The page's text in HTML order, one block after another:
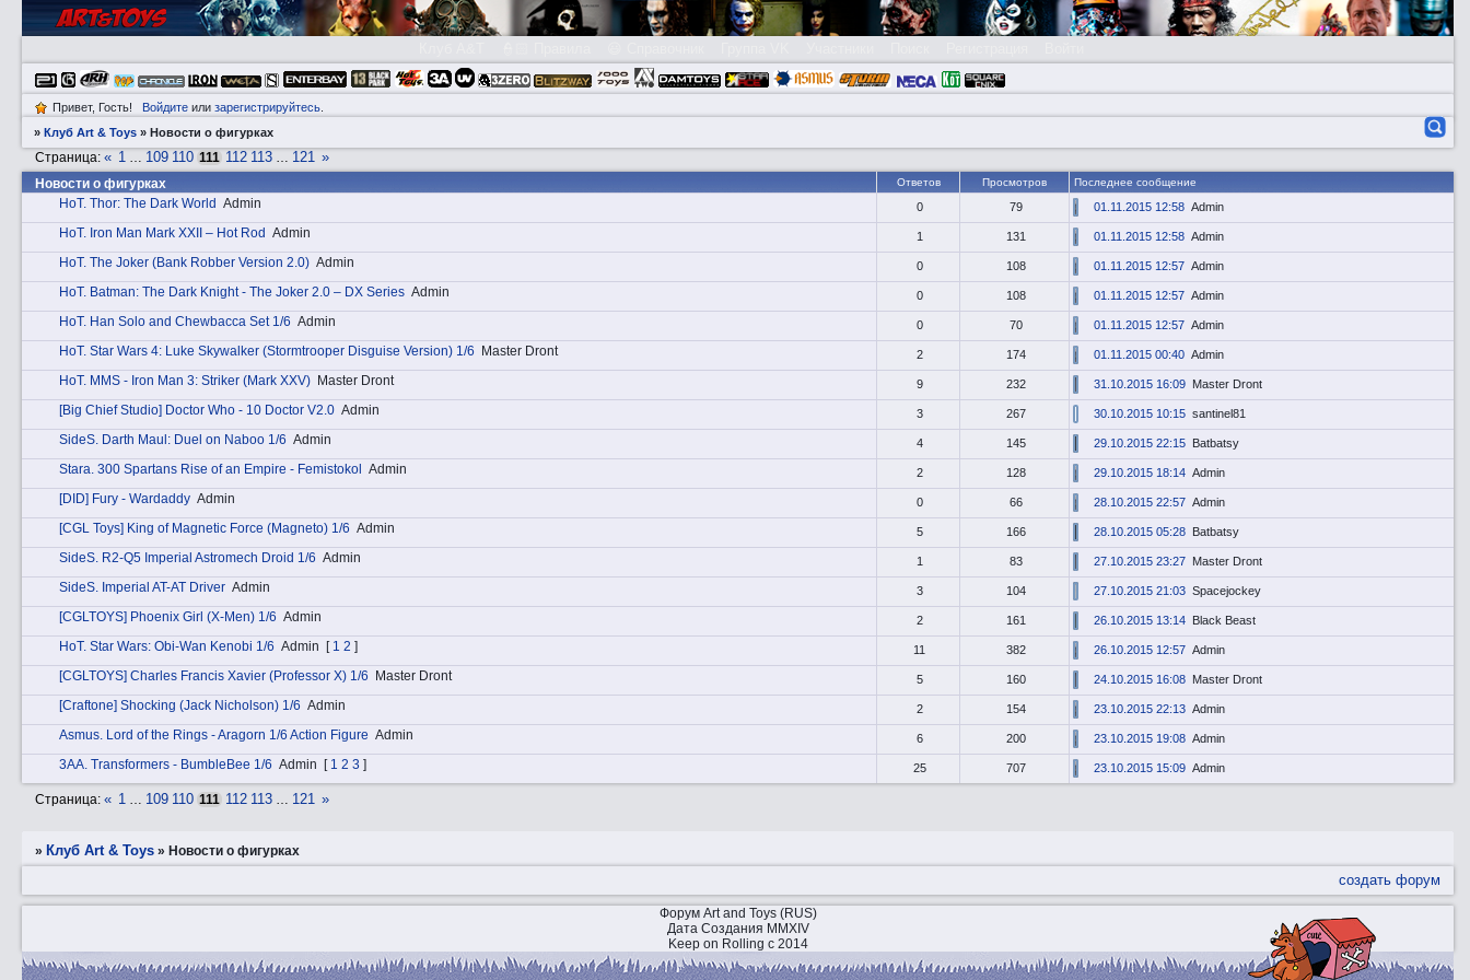
Привет, Гость! Войдитеили зарегистрируйтесь.
»Клуб Art & Toys »­Новости о фигурках
­Новости о фигурках
Страница:« 1 … 109 110 111 112 113 … 121 »
Ответов Просмотров Последнее сообщение
HоT. Thor: The Dark World Admin 0 79 01.11.2015 12:58 Admin
HоT. Iron Man Mark XXII – Hot Rod Admin 1 131 01.11.2015 12:58 Admin
HоT. The Joker (Bank Robber Version 2.0) Admin 0 108 01.11.2015 12:57 Admin
HоT. Batman: The Dark Knight - The Joker 2.0 – DX Series Admin 0 108 01.11.2015 12:57 Admin
HоT. Han Solo and Chewbacca Set 1/6 Admin 0 70 01.11.2015 12:57 Admin
HоT. Star Wars 4: Luke Skywalker (Stormtrooper Disguise Version) 1/6 Master Dront 2 174 01.11.2015 00:40 Admin
HоT. MMS - Iron Man 3: Striker (Mark XXV) Master Dront 9 232 31.10.2015 16:09 Master Dront
[Big Chief Studio] Doctor Who - 10 Doctor V2.0 Admin 3 267 30.10.2015 10:15 santinel81
SidеS. Darth Maul: Duel on Naboo 1/6 Admin 4 145 29.10.2015 22:15 Batbatsy
Stаra. 300 Spartans Rise of an Empire - Femistokol Admin 2 128 29.10.2015 18:14 Admin
[DID] Fury - Wardaddy Admin 0 66 28.10.2015 22:57 Admin
[CGL Toys] King of Magnetic Force (Magneto) 1/6 Admin 5 166 28.10.2015 05:28 Batbatsy
SidеS. R2-Q5 Imperial Astromech Droid 1/6 Admin 1 83 27.10.2015 23:27 Master Dront
SidеS. Imperial AT-AT Driver Admin 3 104 27.10.2015 21:03 Spacejockey
[CGLTOYS] Phoenix Girl (X-Men) 1/6 Admin 2 161 26.10.2015 13:14 Black Beast
HоT. Star Wars: Obi-Wan Kenobi 1/6 Admin [ 1 2 ] 11 382 26.10.2015 12:57 Admin
[CGLTOYS] Charles Francis Xavier (Professor X) 1/6 Master Dront 5 160 24.10.2015 16:08 Master Dront
[Craftone] Shocking (Jack Nicholson) 1/6 Admin 2 154 23.10.2015 22:13 Admin
Аsmus. Lord of the Rings - Aragorn 1/6 Action Figure Admin 6 200 23.10.2015 19:08 Admin
3АA. Transformers - BumbleBee 1/6 Admin [ 1 2 3 ] 25 707 23.10.2015 15:09 Admin
Страница:« 1 … 109 110 111 112 113 … 121 »
» Клуб Art & Toys »­Новости о фигурках
создать форум
Форум Art and Toys (RUS)
Дата Создания MMXIV
Keep on Rolling с 2014